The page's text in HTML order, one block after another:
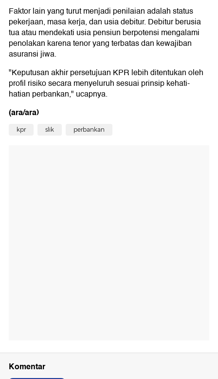
Faktor lain yang turut menjadi penilaian adalah status
pekerjaan, masa kerja, dan usia debitur. Debitur berusia
tua atau mendekati usia pensiun berpotensi mengalami
penolakan karena tenor yang terbatas dan kewajiban
asuransi jiwa.
"Keputusan akhir persetujuan KPR lebih ditentukan oleh
profil risiko secara menyeluruh sesuai prinsip kehati-
hatian perbankan," ucapnya.
(ara/ara)
kpr slik perbankan
Komentar